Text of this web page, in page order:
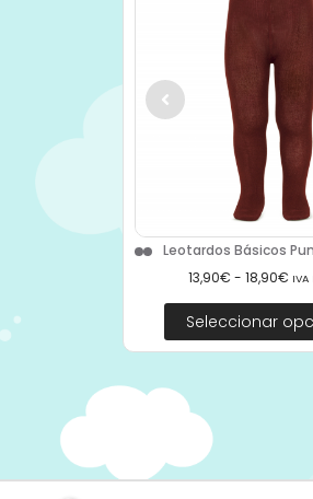
Leotardos Básicos
13,90€ - 18,90€
Seleccionar